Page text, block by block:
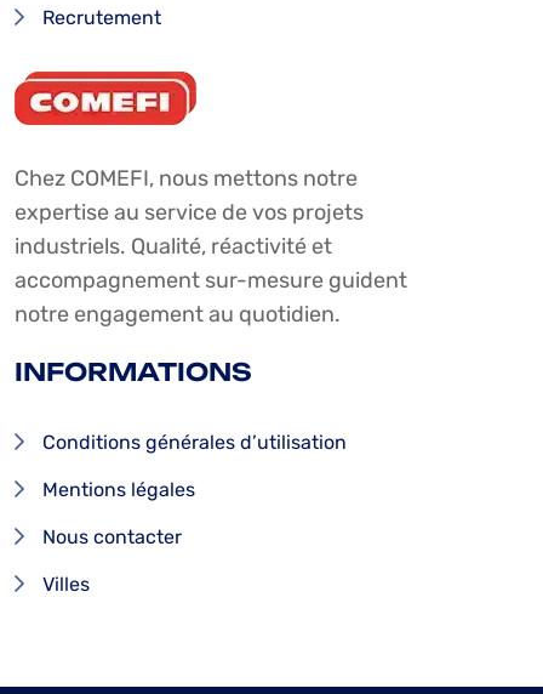
Recrutement
Chez COMEFI, nous mettons notre
expertise au service de vos projets
industriels. Qualité, réactivité et
accompagnement sur-mesure guident
notre engagement au quotidien.
INFORMATIONS
Conditions générales d’utilisation
Mentions légales
Nous contacter
Villes